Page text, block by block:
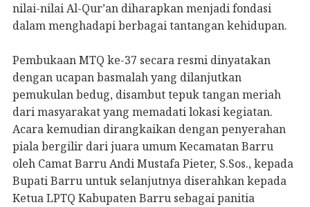
nilai-nilai Al-Qur’an diharapkan menjadi fondasi
dalam menghadapi berbagai tantangan kehidupan.
Pembukaan MTQ ke-37 secara resmi dinyatakan
dengan ucapan basmalah yang dilanjutkan
pemukulan bedug, disambut tepuk tangan meriah
dari masyarakat yang memadati lokasi kegiatan.
Acara kemudian dirangkaikan dengan penyerahan
piala bergilir dari juara umum Kecamatan Barru
oleh Camat Barru Andi Mustafa Pieter, S.Sos., kepada
Bupati Barru untuk selanjutnya diserahkan kepada
Ketua LPTQ Kabupaten Barru sebagai panitia